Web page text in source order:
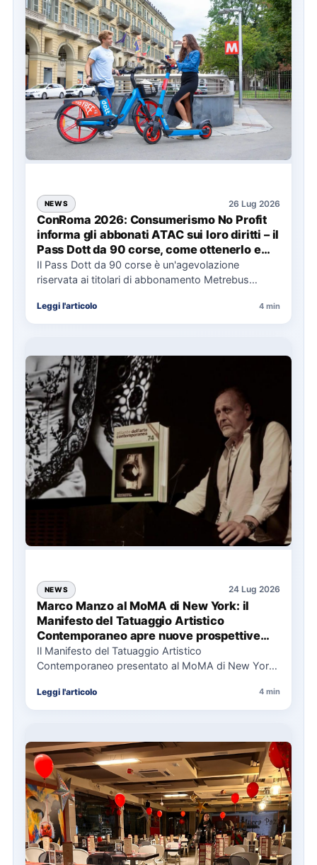
NEWS 26 Lug 2026
ConRoma 2026: Consumerismo No Profit
informa gli abbonati ATAC sui loro diritti – il
Pass Dott da 90 corse, come ottenerlo e
cosa spetta in caso di disservizi
Il Pass Dott da 90 corse è un'agevolazione
riservata ai titolari di abbonamento Metrebus
Leggi l'articolo 4 min
NEWS 24 Lug 2026
Marco Manzo al MoMA di New York: il
Manifesto del Tatuaggio Artistico
Contemporaneo apre nuove prospettive
per il collezionismo
Il Manifesto del Tatuaggio Artistico
Contemporaneo presentato al MoMA di New York
Leggi l'articolo 4 min